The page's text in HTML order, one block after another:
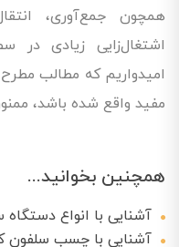
همچون جمع‌آوری،
اشتغال‌زایی زیادی
امیدواریم که مطالب
مفید واقع شده باشد،
همچنین بخوانید...
آشنایی با انواع
آشنایی با چسب